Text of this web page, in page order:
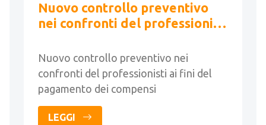
Nuovo controllo preventivo
nei confronti del professionisti
compensi
Nuovo controllo preventivo nei
confronti del professionisti ai fini del
pagamento dei compensi
LEGGI